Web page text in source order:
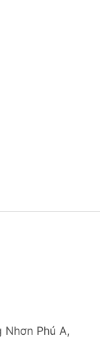
Phú A,